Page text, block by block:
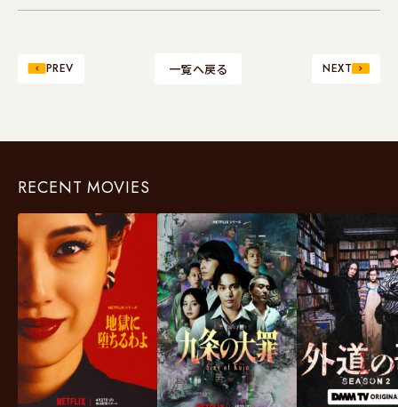
PREV 一覧へ戻る NEXT
RECENT MOVIES